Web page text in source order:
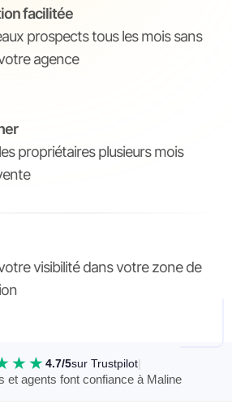
facilitée
prospects tous les mois sans
agence
propriétaires plusieurs mois
visibilité dans votre zone de
4.7/5sur Trustpilot|
et agents font confiance à Maline